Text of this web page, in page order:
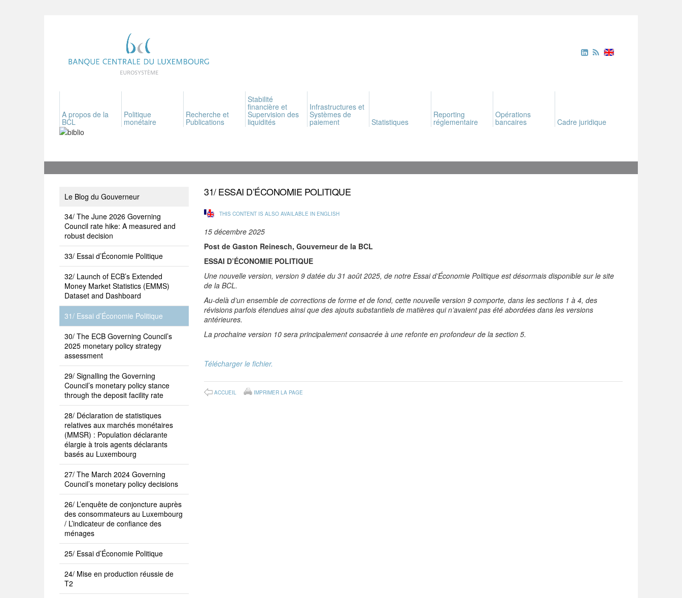
A propos de la
BCL
Politique
monétaire
Recherche et
Publications
Stabilité
financière et
Supervision des
liquidités
Infrastructures et
Systèmes de
paiement Statistiques
Reporting
réglementaire
Opérations
bancaires Cadre juridique
Le Blog du Gouverneur
34/ The June 2026 Governing
Council rate hike: A measured and
robust decision
33/ Essai d’Économie Politique
32/ Launch of ECB’s Extended
Money Market Statistics (EMMS)
Dataset and Dashboard
31/ Essai d’Économie Politique
30/ The ECB Governing Council’s
2025 monetary policy strategy
assessment
29/ Signalling the Governing
Council’s monetary policy stance
through the deposit facility rate
28/ Déclaration de statistiques
relatives aux marchés monétaires
(MMSR) : Population déclarante
élargie à trois agents déclarants
basés au Luxembourg
27/ The March 2024 Governing
Council’s monetary policy decisions
26/ L’enquête de conjoncture auprès
des consommateurs au Luxembourg
/ L’indicateur de confiance des
ménages
25/ Essai d’Économie Politique
24/ Mise en production réussie de
T2
31/ ESSAI D’ÉCONOMIE POLITIQUE
THIS CONTENT IS ALSO AVAILABLE IN ENGLISH
15 décembre 2025
Post de Gaston Reinesch, Gouverneur de la BCL
ESSAI D’ÉCONOMIE POLITIQUE
Une nouvelle version, version 9 datée du 31 août 2025, de notre Essai d’Économie Politique est désormais disponible sur le site
de la BCL.
Au-delà d’un ensemble de corrections de forme et de fond, cette nouvelle version 9 comporte, dans les sections 1 à 4, des
révisions parfois étendues ainsi que des ajouts substantiels de matières qui n’avaient pas été abordées dans les versions
antérieures.
La prochaine version 10 sera principalement consacrée à une refonte en profondeur de la section 5.
Télécharger le fichier.
ACCUEIL IMPRIMER LA PAGE